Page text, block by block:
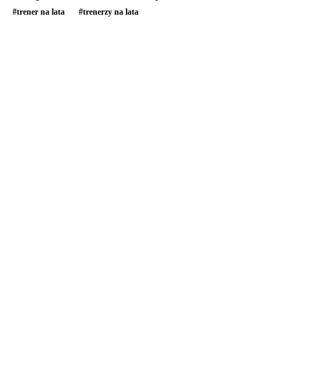
#trener na lata #trenerzy na lata